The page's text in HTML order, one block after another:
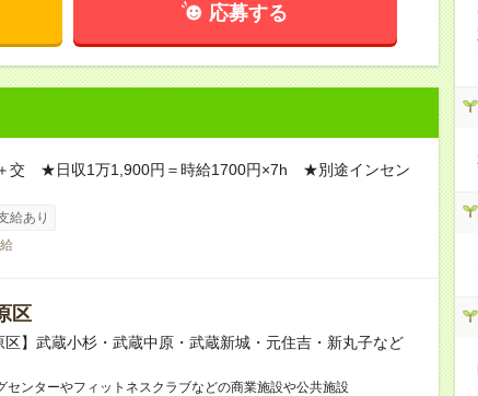
応募する
交 ★日収1万1,900円＝時給1700円×7h ★別途インセン
給あり
区
区】武蔵小杉・武蔵中原・武蔵新城・元住吉・新丸子など
センターやフィットネスクラブなどの商業施設や公共施設